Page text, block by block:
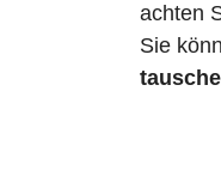
achten
Sie